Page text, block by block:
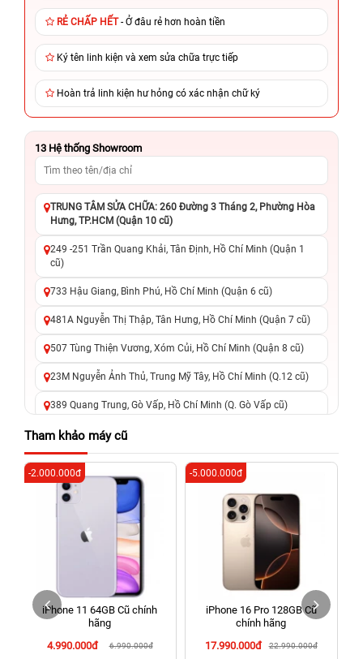
RẺ CHẤP HẾT- Ở đâu rẻ hơn hoàn tiền
Ký tên linh kiện và xem sửa chữa trực tiếp
Hoàn trả linh kiện hư hỏng có xác nhận chữ ký
13 Hệ thống Showroom
TRUNG TÂM SỬA CHỮA: 260 Đường 3 Tháng 2, Phường Hòa
Hưng, TP.HCM (Quận 10 cũ)
249 -251 Trần Quang Khải, Tân Định, Hồ Chí Minh (Quận 1
cũ)
733 Hậu Giang, Bình Phú, Hồ Chí Minh (Quận 6 cũ)
481A Nguyễn Thị Thập, Tân Hưng, Hồ Chí Minh (Quận 7 cũ)
507 Tùng Thiện Vương, Xóm Củi, Hồ Chí Minh (Quận 8 cũ)
23M Nguyễn Ảnh Thủ, Trung Mỹ Tây, Hồ Chí Minh (Q.12 cũ)
389 Quang Trung, Gò Vấp, Hồ Chí Minh (Q. Gò Vấp cũ)
625 - 625A Âu Cơ, Tân Phú, Hồ Chí Minh (Quận Tân Phú cũ)
326 Lê Văn Việt, Tăng Nhơn Phú, Hồ Chí Minh (Q.9 TP. Thủ
Đức cũ)
256 Võ Văn Ngân, Thủ Đức, Hồ Chí Minh (Bình Thọ, TP. Thủ
Đức Cũ)
70 Nguyễn An Ninh, Dĩ An, Hồ Chí Minh (Bình Dương Cũ)
24h Vũng Tàu: 162A Ba Cu, Vũng Tàu, Hồ Chí Minh (TP. Vũng
Tàu cũ)
198 Hoàng Văn Thụ, Tân Sơn Nhất, Hồ Chí Minh (Tân Bình
Tham khảo máy cũ
iPhone 11 64GB Cũ chính
hãng
4.990.000đ
6.990.000đ
-2.000.000đ
iPhone 16 Pro 128GB Cũ
chính hãng
17.990.000đ
22.990.000đ
-5.000.000đ